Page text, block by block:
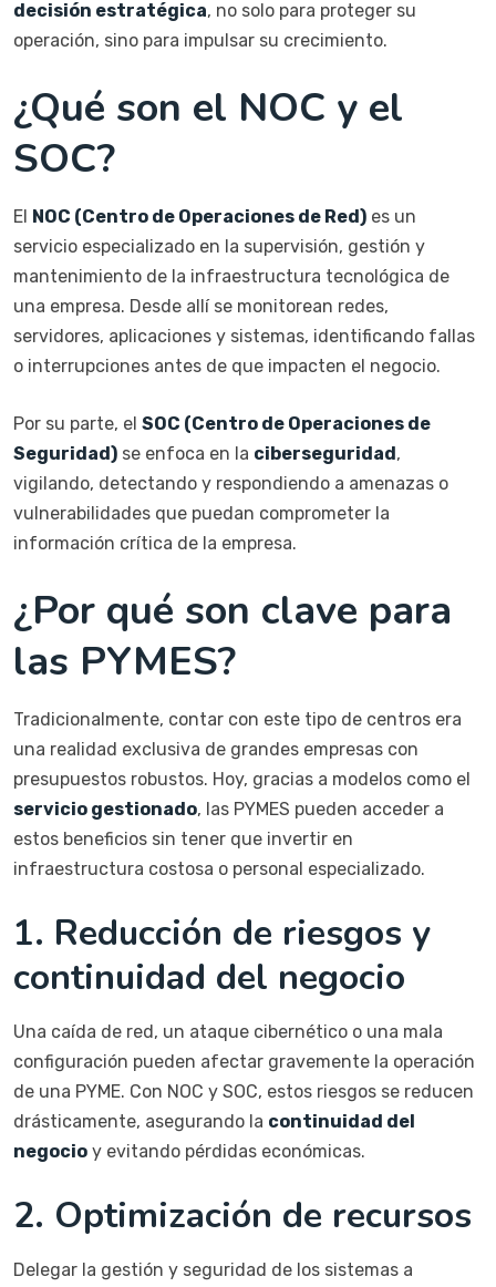
decisión estratégica, no solo para proteger su
operación, sino para impulsar su crecimiento.
¿Qué son el NOC y el
SOC?
El NOC (Centro de Operaciones de Red) es un
servicio especializado en la supervisión, gestión y
mantenimiento de la infraestructura tecnológica de
una empresa. Desde allí se monitorean redes,
servidores, aplicaciones y sistemas, identificando fallas
o interrupciones antes de que impacten el negocio.
Por su parte, el SOC (Centro de Operaciones de
Seguridad) se enfoca en la ciberseguridad,
vigilando, detectando y respondiendo a amenazas o
vulnerabilidades que puedan comprometer la
información crítica de la empresa.
¿Por qué son clave para
las PYMES?
Tradicionalmente, contar con este tipo de centros era
una realidad exclusiva de grandes empresas con
presupuestos robustos. Hoy, gracias a modelos como el
servicio gestionado, las PYMES pueden acceder a
estos beneficios sin tener que invertir en
infraestructura costosa o personal especializado.
1. Reducción de riesgos y
continuidad del negocio
Una caída de red, un ataque cibernético o una mala
configuración pueden afectar gravemente la operación
de una PYME. Con NOC y SOC, estos riesgos se reducen
drásticamente, asegurando la continuidad del
negocio y evitando pérdidas económicas.
2. Optimización de recursos
Delegar la gestión y seguridad de los sistemas a